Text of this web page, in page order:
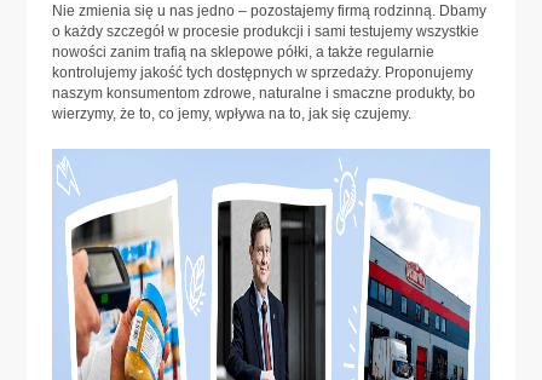
Nie zmienia się u nas jedno – pozostajemy firmą rodzinną. Dbamy
o każdy szczegół w procesie produkcji i sami testujemy wszystkie
nowości zanim trafią na sklepowe półki, a także regularnie
kontrolujemy jakość tych dostępnych w sprzedaży. Proponujemy
naszym konsumentom zdrowe, naturalne i smaczne produkty, bo
wierzymy, że to, co jemy, wpływa na to, jak się czujemy.